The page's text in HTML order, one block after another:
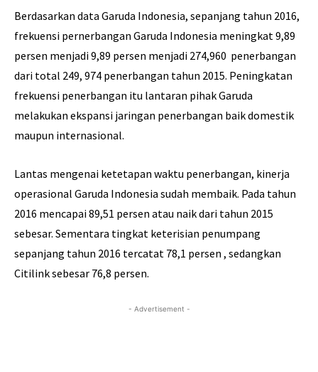
Berdasarkan data Garuda Indonesia, sepanjang tahun 2016,
frekuensi pernerbangan Garuda Indonesia meningkat 9,89
persen menjadi 9,89 persen menjadi 274,960 penerbangan
dari total 249, 974 penerbangan tahun 2015. Peningkatan
frekuensi penerbangan itu lantaran pihak Garuda
melakukan ekspansi jaringan penerbangan baik domestik
maupun internasional.
Lantas mengenai ketetapan waktu penerbangan, kinerja
operasional Garuda Indonesia sudah membaik. Pada tahun
2016 mencapai 89,51 persen atau naik dari tahun 2015
sebesar. Sementara tingkat keterisian penumpang
sepanjang tahun 2016 tercatat 78,1 persen , sedangkan
Citilink sebesar 76,8 persen.
- Advertisement -